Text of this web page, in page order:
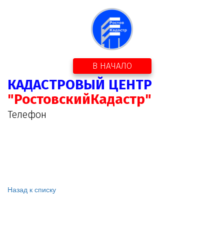
В НАЧАЛО
КАДАСТРОВЫЙ ЦЕНТР
"РостовскийКадастр"
Телефон
Назад к списку